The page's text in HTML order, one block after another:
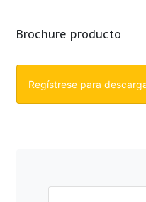
Brochure producto
Regístrese para